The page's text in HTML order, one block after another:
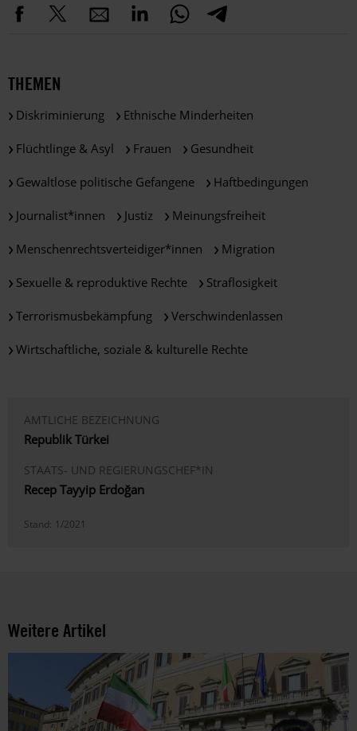
THEMEN
Diskriminierung Ethnische Minderheiten
Flüchtlinge & Asyl Frauen Gesundheit
Gewaltlose politische Gefangene Haftbedingungen
Journalist*innen Justiz Meinungsfreiheit
Menschenrechtsverteidiger*innen Migration
Sexuelle & reproduktive Rechte Straflosigkeit
Terrorismusbekämpfung Verschwindenlassen
Wirtschaftliche, soziale & kulturelle Rechte
AMTLICHE BEZEICHNUNG
Republik Türkei
STAATS- UND REGIERUNGSCHEF*IN
Recep Tayyip Erdoğan
Stand: 1/2021
Weitere Artikel